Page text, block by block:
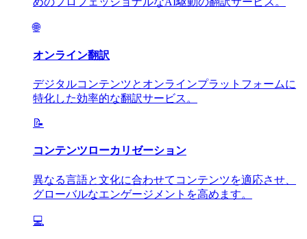
🌐
オンライン翻訳
デジタルコンテンツとオンラインプラットフォームに
特化した効率的な翻訳サービス。
📝
コンテンツローカリゼーション
異なる言語と文化に合わせてコンテンツを適応させ、
グローバルなエンゲージメントを高めます。
💻